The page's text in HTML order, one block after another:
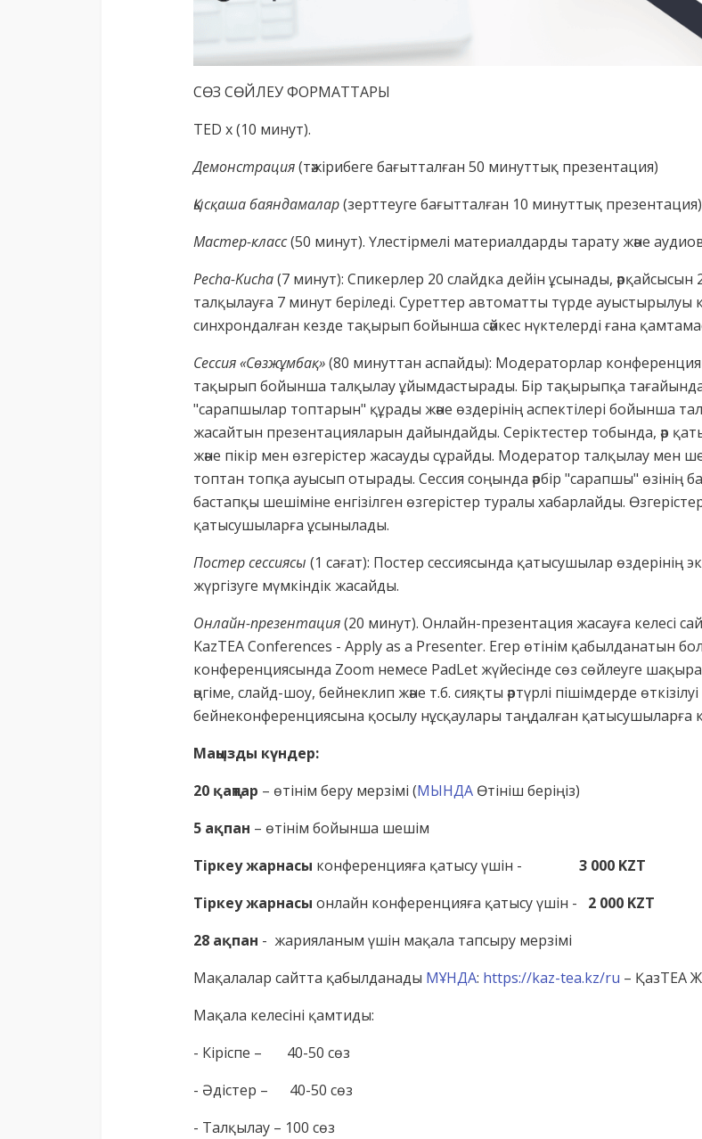
СӨЗ СӨЙЛЕУ ФОРМАТТАРЫ
TED x (10 минут).
Демонстрация(тәжірибеге бағытталған 50 минуттық презентация)
Қысқаша баяндамалар(зерттеуге бағытталған 10 минуттық презентация)
Мастер-класс(50 минут). Үлестірмелі материалдарды тарату және
Pecha-Kucha(7 минут): Спикерлер 20 слайдка дейін ұсынады,
талқылауға 7 минут беріледі. Суреттер автоматты түрде ауыстырылуы
синхрондалған кезде тақырып бойынша сәйкес нүктелерді ғана
Сессия «Сөзжұмбақ»(80 минуттан аспайды): Модераторлар
тақырып бойынша талқылау ұйымдастырады. Бір тақырыпқа
"сарапшылар топтарын" құрады және өздерінің аспектілері бойынша
жасайтын презентацияларын дайындайды. Серіктестер тобында, әр
және пікір мен өзгерістер жасауды сұрайды. Модератор талқылау мен
топтан топқа ауысып отырады. Сессия соңында әрбір "сарапшы" өзінің
бастапқы шешіміне енгізілген өзгерістер туралы хабарлайды.
қатысушыларға ұсынылады.
Постер сессиясы (1 сағат): Постер сессиясында қатысушылар өздерінің
жүргізуге мүмкіндік жасайды.
Онлайн-презентация(20 минут). Онлайн-презентация жасауға келесі
KazTEA Conferences - Apply as a Presenter. Егер өтінім қабылданатын
конференциясында Zoom немесе PadLet жүйесінде сөз сөйлеуге
әңгіме, слайд-шоу, бейнеклип және т.б. сияқты әртүрлі пішімдерде
бейнеконференциясына қосылу нұсқаулары таңдалған қатысушыларға
Маңызды күндер:
20 қаңтар – өтінім беру мерзімі (МЫНДА Өтініш беріңіз)
5 ақпан – өтінім бойынша шешім
Тіркеу жарнасы конференцияға қатысу үшін - 3 000 KZT
Тіркеу жарнасы онлайн конференцияға қатысу үшін - 2 000 KZT
28 ақпан - жарияланым үшін мақала тапсыру мерзімі
Мақалалар сайтта қабылданады МҰНДА: https://kaz-tea.kz/ru – ҚазТЕА
Мақала келесіні қамтиды:
- Кіріспе – 40-50 сөз
- Әдістер – 40-50 сөз
- Талқылау – 100 сөз